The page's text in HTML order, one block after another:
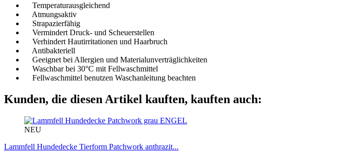
Temperaturausgleichend
Atmungsaktiv
Strapazierfähig
Vermindert Druck- und Scheuerstellen
Verhindert Hautirritationen und Haarbruch
Antibakteriell
Geeignet bei Allergien und Materialunverträglichkeiten
Waschbar bei 30°C mit Fellwaschmittel
Fellwaschmittel benutzen Waschanleitung beachten
Kunden, die diesen Artikel kauften, kauften auch:
ENGEL
NEU
Lammfell Hundedecke Tierform Patchwork anthrazit...